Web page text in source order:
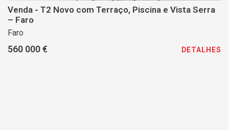
Venda - T2 Novo com Terraço, Piscina e Vista Serra
– Faro
Faro
560 000 € DETALHES